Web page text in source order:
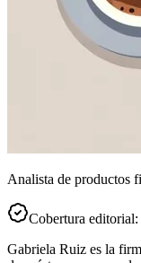
Analista de productos
Cobertura
Gabriela Ruiz es la